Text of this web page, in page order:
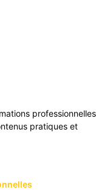
professionnelles
pratiques et